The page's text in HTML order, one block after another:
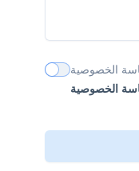
الإخبارية
الخصوصية